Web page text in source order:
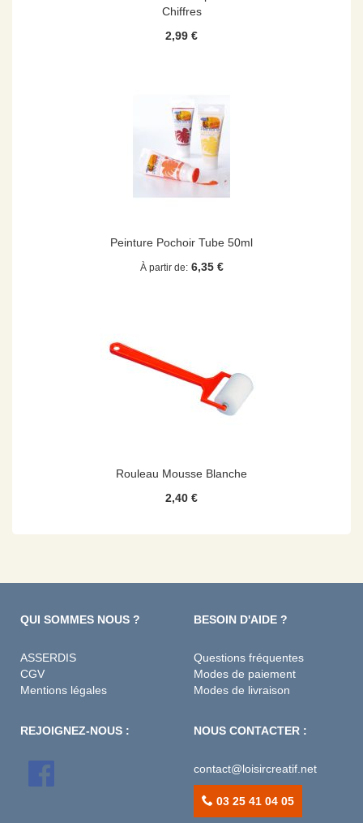
Chiffres
2,99 €
Peinture Pochoir Tube 50ml
À partir de 6,35 €
Rouleau Mousse Blanche
2,40 €
QUI SOMMES NOUS ?
ASSERDIS
CGV
Mentions légales
BESOIN D'AIDE ?
Questions fréquentes
Modes de paiement
Modes de livraison
REJOIGNEZ-NOUS : NOUS CONTACTER :
contact@loisircreatif.net
03 25 41 04 05